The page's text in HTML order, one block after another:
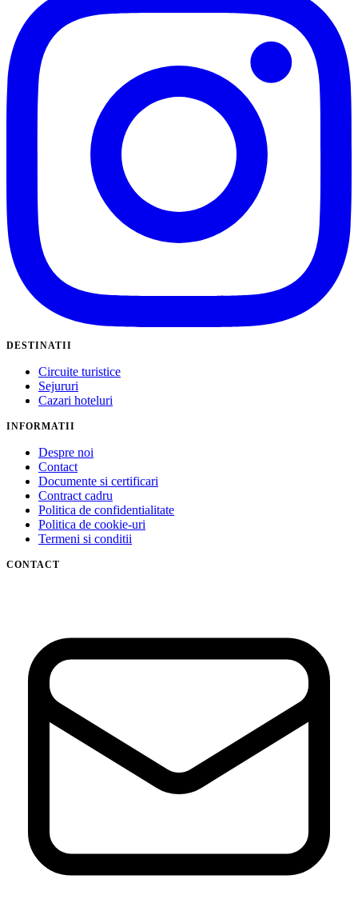
DESTINATII
Circuite turistice
Sejururi
Cazari hoteluri
INFORMATII
Despre noi
Contact
Documente si certificari
Contract cadru
Politica de confidentialitate
Politica de cookie-uri
Termeni si conditii
CONTACT